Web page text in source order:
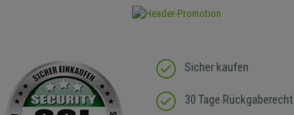
Sicher kaufen
30 Tage Rückgaberecht